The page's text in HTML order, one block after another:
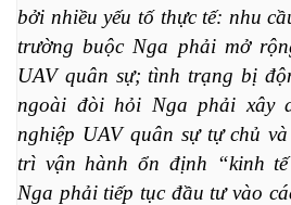
bởi nhiều yếu tố thực tế: nhu
trường buộc Nga phải mở
UAV quân sự; tình trạng bị
ngoài đòi hỏi Nga phải xây
nghiệp UAV quân sự tự chủ
trì vận hành ổn định “kinh
Nga phải tiếp tục đầu tư vào